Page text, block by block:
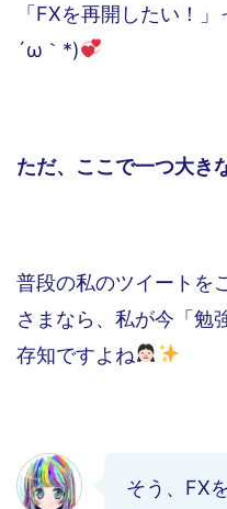
「FXを再開したい！
´ω｀*)
ただ、ここで一つ大き
普段の私のツイートを
さまなら、私が今「勉
存知ですよね
そう、FX